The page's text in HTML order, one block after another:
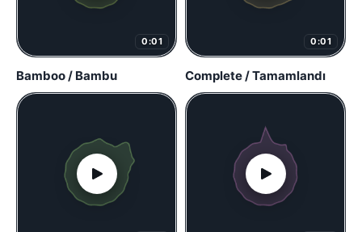
0:01
Bamboo / Bambu
0:01
Complete / Tamamlandı